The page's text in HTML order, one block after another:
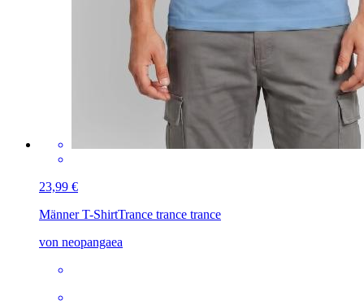
23,99 €
Männer T-ShirtTrance trance trance
von neopangaea